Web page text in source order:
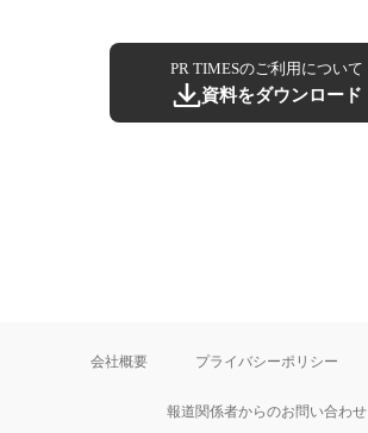
PR TIMESのご利用について
資料をダウンロード
会社概要 プライバシーポリシー
報道関係者からのお問い合わせ